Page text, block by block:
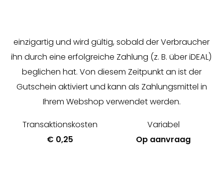
einzigartig und wird gültig, sobald der Verbraucher
ihn durch eine erfolgreiche Zahlung (z. B. über iDEAL)
beglichen hat. Von diesem Zeitpunkt an ist der
Gutschein aktiviert und kann als Zahlungsmittel in
Ihrem Webshop verwendet werden.
Transaktionskosten
€ 0,25
Variabel
Op aanvraag